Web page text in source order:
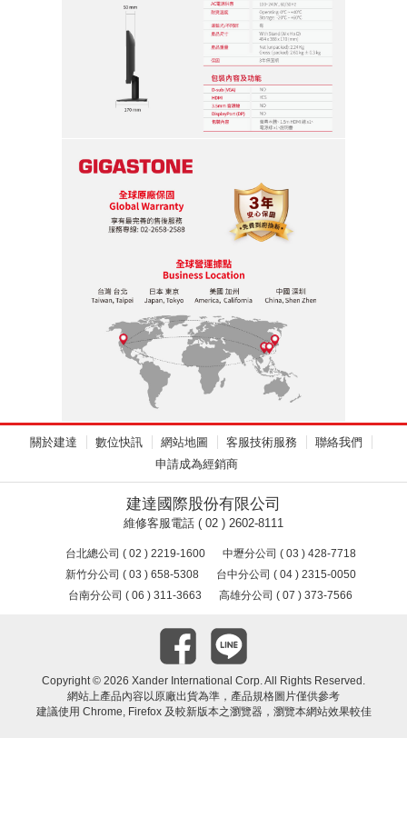
關於建達 數位快訊 網站地圖 客服技術服務
聯絡我們
申請成為經銷商
建達國際股份有限公司
維修客服電話 ( 02 ) 2602-8111
台北總公司 ( 02 ) 2219-1600
中壢分公司 ( 03 ) 428-7718
新竹分公司 ( 03 ) 658-5308
台中分公司 ( 04 ) 2315-0050
台南分公司 ( 06 ) 311-3663
高雄分公司 ( 07 ) 373-7566
Copyright © 2026 Xander International Corp. All Rights Reserved.
網站上產品內容以原廠出貨為準，產品規格圖片僅供參考
建議使用 Chrome, Firefox 及較新版本之瀏覽器，瀏覽本網站效果較佳